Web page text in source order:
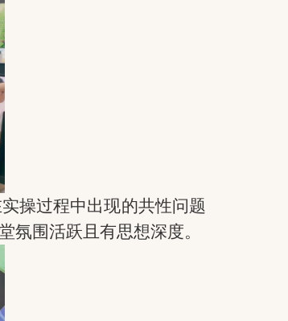
操过程中出现的共性问题
氛围活跃且有思想深度。